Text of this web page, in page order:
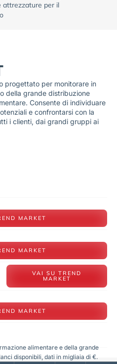
attrezzature per il
progettato per monitorare in
della grande distribuzione
Consente di individuare
e confrontarsi con la
i clienti, dai grandi gruppi ai
MARKET
MARKET
VAI SU TREND
MARKET
MARKET
alimentare e della grande
disponibili, dati in migliaia di €.